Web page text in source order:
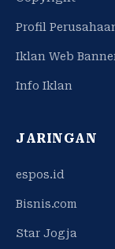
Profil
Iklan Web
Info Iklan
JARINGAN
espos.id
Bisnis.com
Star Jogja